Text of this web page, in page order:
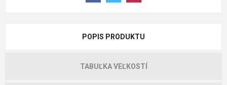
POPIS PRODUKTU
TABUĽKA VEĽKOSTÍ